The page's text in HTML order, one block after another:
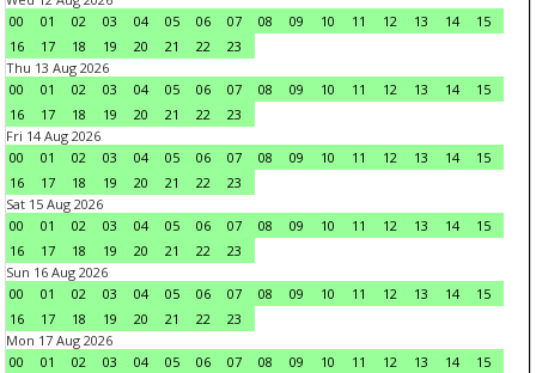
00
01 02 03 04 05 06 07 08 09 10 11 12 13 14
15
16
17 18 19 20 21 22
23
Thu 13 Aug 2026
00
01 02 03 04 05 06 07 08 09 10 11 12 13 14
15
16
17 18 19 20 21 22
23
Fri 14 Aug 2026
00
01 02 03 04 05 06 07 08 09 10 11 12 13 14
15
16
17 18 19 20 21 22
23
Sat 15 Aug 2026
00
01 02 03 04 05 06 07 08 09 10 11 12 13 14
15
16
17 18 19 20 21 22
23
Sun 16 Aug 2026
00
01 02 03 04 05 06 07 08 09 10 11 12 13 14
15
16
17 18 19 20 21 22
23
Mon 17 Aug 2026
00
01 02 03 04 05 06 07 08 09 10 11 12 13 14 15